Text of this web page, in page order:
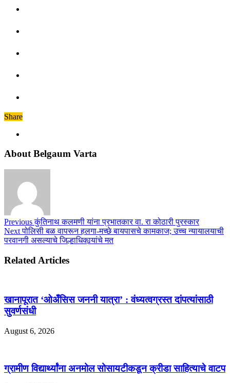
Share
About Belgaum Varta
Previousकुंतिनाथ कलमणी यांना प्रभातकार वा. रा कोठारी पुरस्कार
Nextपोलिसी बळ वापरून हलगा-मच्छे बायपासचे कामकाज; उच्च न्यायालयाची
परवानगी असल्याचे जिल्हाधिकार्‍यांचे मत
Related Articles
खानापूरात ‘ओअँसिस जननी यात्रा’ : वंध्यत्वग्रस्त दांपत्यांसाठी
सुवर्णसंधी
August 6, 2026
ग्रामीण विद्यार्थ्यांना अनमोल सोसायटीकडून क्रीडा साहित्याचे वाटप